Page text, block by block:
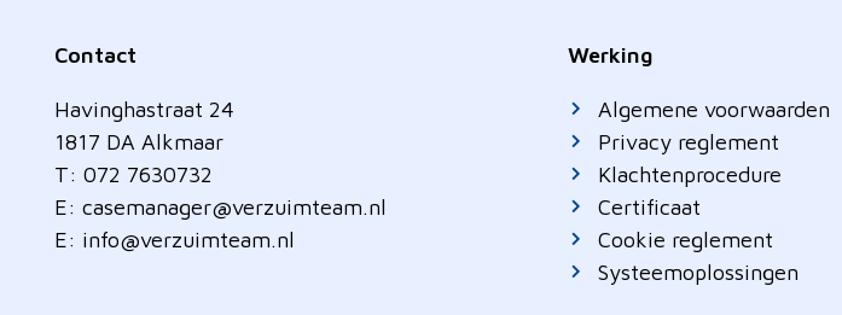
Contact
Havinghastraat 24
1817 DA Alkmaar
T: 072 7630732
E: casemanager@verzuimteam.nl
E: info@verzuimteam.nl
Werking
Algemene voorwaarden
Privacy reglement
Klachtenprocedure
Certificaat
Cookie reglement
Systeemoplossingen